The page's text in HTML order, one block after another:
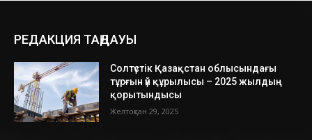
РЕДАКЦИЯ ТАҢДАУЫ
Солтүстік Қазақстан облысындағы
тұрғын үй құрылысы – 2025 жылдың
қорытындысы
Желтоқсан 29, 2025